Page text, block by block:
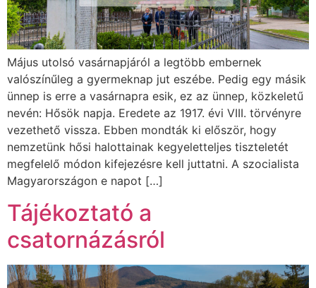
Május utolsó vasárnapjáról a legtöbb embernek
valószínűleg a gyermeknap jut eszébe. Pedig egy másik
ünnep is erre a vasárnapra esik, ez az ünnep, közkeletű
nevén: Hősök napja. Eredete az 1917. évi VIII. törvényre
vezethető vissza. Ebben mondták ki először, hogy
nemzetünk hősi halottainak kegyeletteljes tiszteletét
megfelelő módon kifejezésre kell juttatni. A szocialista
Magyarországon e napot […]
Tájékoztató a
csatornázásról